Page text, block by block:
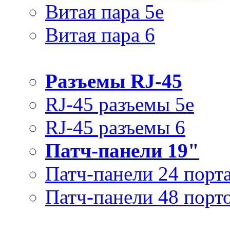
Витая пара 5e
Витая пара 6
Разъемы RJ-45
RJ-45 разъемы 5e
RJ-45 разъемы 6
Патч-панели 19"
Патч-панели 24
Патч-панели 48